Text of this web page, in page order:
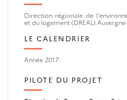
Direction régionale de
et du logement (DREAL)
LE CALENDRIER
Année 2017
PILOTE DU PROJET